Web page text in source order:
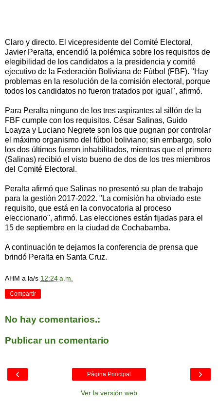
Claro y directo. El vicepresidente del Comité Electoral,
Javier Peralta, encendió la polémica sobre los requisitos de
elegibilidad de los candidatos a la presidencia y comité
ejecutivo de la Federación Boliviana de Fútbol (FBF). "Hay
problemas en la resolución de la comisión electoral, porque
todos los candidatos no fueron tratados por igual", afirmó.
Para Peralta ninguno de los tres aspirantes al sillón de la
FBF cumple con los requisitos. César Salinas, Guido
Loayza y Luciano Negrete son los que pugnan por controlar
el máximo organismo del fútbol boliviano; sin embargo, solo
los dos últimos fueron inhabilitados, mientras que el primero
(Salinas) recibió el visto bueno de dos de los tres miembros
del Comité Electoral.
Peralta afirmó que Salinas no presentó su plan de trabajo
para la gestión 2017-2022. "La comisión ha obviado este
requisito, que está en la convocatoria al proceso
eleccionario", afirmó. Las elecciones están fijadas para el
15 de septiembre en la ciudad de Cochabamba.
A continuación te dejamos la conferencia de prensa que
brindó Peralta en Santa Cruz.
AHM a la/s 12:24 a.m.
Compartir
No hay comentarios.:
Publicar un comentario
‹ ›
Página Principal
Ver la versión web